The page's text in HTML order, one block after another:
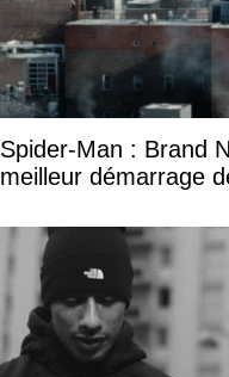
Spider-Man : Brand
meilleur démarrage